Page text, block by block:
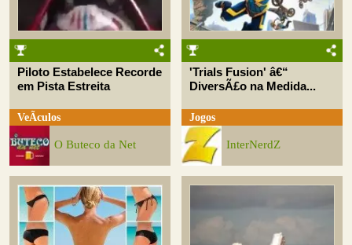
Piloto Estabelece Recorde
em Pista Estreita
VeÃ­culos
O Buteco da Net
'Trials Fusion' â€“
DiversÃ£o na Medida...
Jogos
InterNerdZ